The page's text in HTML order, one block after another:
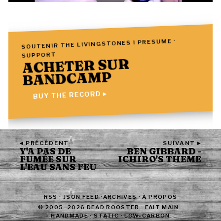
SOUTENIR THE LIVINGSTONES I PRESUME ·
SUPPORT
ACHETER SUR
BANDCAMP
BUY THE RECORD ▸
◂ PRÉCÉDENT
Y'A PAS DE
FUMÉE SUR
L'EAU SANS FEU
SUIVANT ▸
BEN GIBBARD -
ICHIRO'S THEME
RSS·JSON FEED·ARCHIVES·À PROPOS
© 2005–2026 DEAD ROOSTER · FAIT MAIN ·
HANDMADE · STATIC · LOW-CARBON